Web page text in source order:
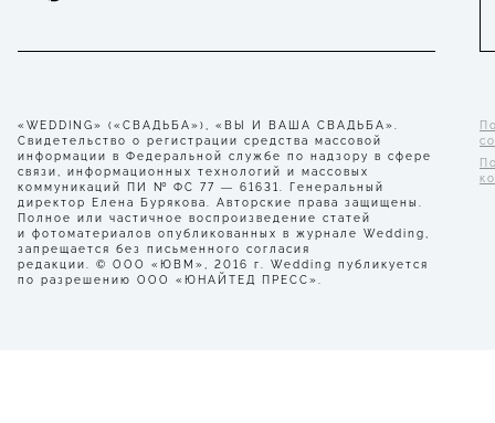
«WEDDING» («СВАДЬБА»), «ВЫ И ВАША СВАДЬБА».
Свидетельство о регистрации средства массовой
информации в Федеральной службе по надзору в сфере
связи, информационных технологий и массовых
коммуникаций ПИ № ФС 77 — 61631. Генеральный
директор Елена Бурякова. Авторские права защищены.
Полное или частичное воспроизведение статей
и фотоматериалов опубликованных в журнале Wedding,
запрещается без письменного согласия
редакции. © ООО «ЮВМ», 2016 г. Wedding публикуется
по разрешению ООО «ЮНАЙТЕД ПРЕСС».